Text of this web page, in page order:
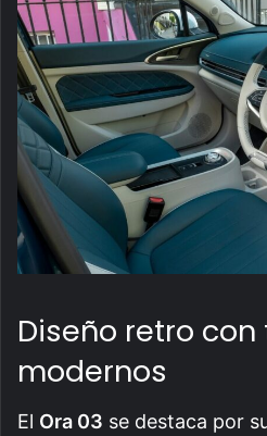
Diseño retro
modernos
El Ora 03 se destaca por